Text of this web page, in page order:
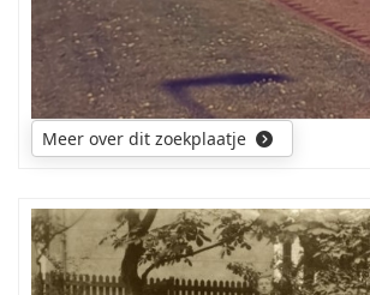
Meer over dit zoekplaatje
Ik
wil